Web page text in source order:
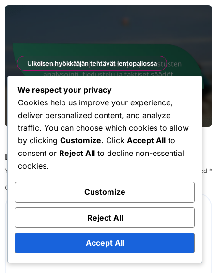
Ulkoisen hyökkääjän tehtävät lentopallossa
Ulkovastaanottaja: Vastustajan
puolustusten analysointi, tiedustelu ja
taktiset säädöt
Matti Virtanen Feb 5, 2026
Leave a Reply
Your email address will not be published. Required fields are marked *
Comment
We respect your privacy
Cookies help us improve your experience,
deliver personalized content, and analyze
traffic. You can choose which cookies to allow
by clicking Customize. Click Accept All to
consent or Reject All to decline non-essential
cookies.
Customize
Reject All
Accept All